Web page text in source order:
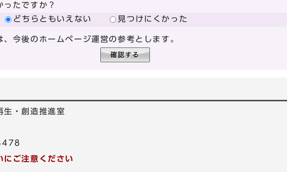
ったですか？
どちらともいえない 見つけにくかった
今後のホームページ運営の参考とします。
生・創造推進室
にご注意ください